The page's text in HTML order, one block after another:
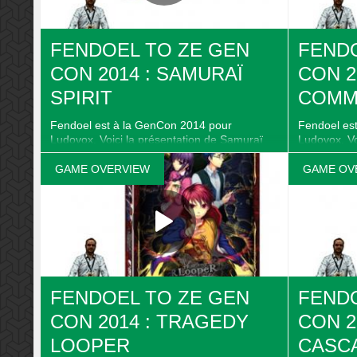
FENDOEL TO ZE GEN
CON 2014 : SAMURAÏ
SPIRIT
Fendoel est à la GenCon 2014 pour
Ludovox. Voici la présentation de Samuraï
Spirit de Fun Forge. Retrouvez les infos
complètes, news et articles sur la fiche de
jeu ici : http://ludovox.fr/lejeu/samurai-spirit-
CON
Fendoel
Ludovox.
infos
de jeu ici :
GAME OVERVIEW
FENDOEL TO ZE GEN
CON 2014 : TRAGEDY
LOOPER
GAME
CON